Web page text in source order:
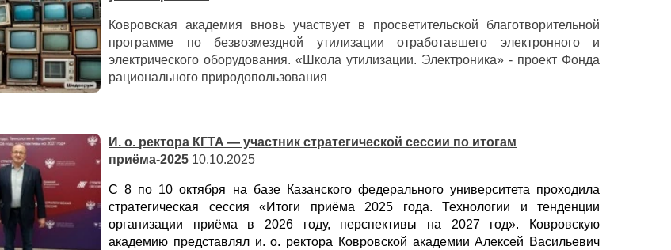
Ковровская академия вновь участвует в просветительской благотворительной
программе по безвозмездной утилизации отработавшего электронного и
электрического оборудования. «Школа утилизации. Электроника» - проект Фонда
рационального природопользования
И. о. ректора КГТА — участник стратегической сессии по итогам
приёма-2025 10.10.2025
С 8 по 10 октября на базе Казанского федерального университета проходила
стратегическая сессия «Итоги приёма 2025 года. Технологии и тенденции
организации приёма в 2026 году, перспективы на 2027 год». Ковровскую
академию представлял и. о. ректора Ковровской академии Алексей Васильевич